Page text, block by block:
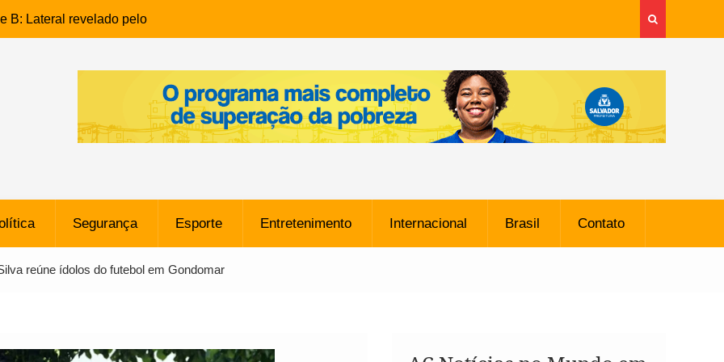
B: Lateral revelado pelo
do Novorizontino de
policial na Bahia prende 14
ligada a ‘Zói de Gato’, do
Freitas: Homem é
bairro Caji
Criminal: Influenciadora
Dívida de R$ 80 Milhões
Segurança Esporte Entretenimento Internacional Brasil Contato
reúne ídolos do futebol em Gondomar